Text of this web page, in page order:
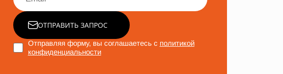
ОТПРАВИТЬ ЗАПРОС
Отправляя форму, вы соглашаетесь с политикой
конфиденциальности